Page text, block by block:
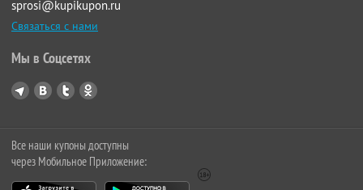
sprosi@kupikupon.ru
Связаться с нами
Мы в Соцсетях
Все наши купоны доступны
через Мобильное Приложение: